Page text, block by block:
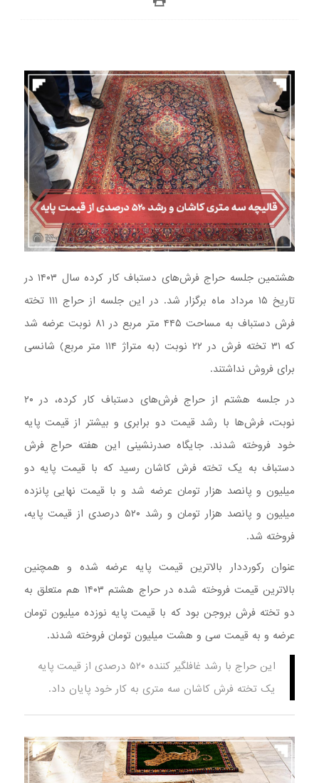
هشتمین جلسه حراج فرش‌های دستباف کار کرده سال ۱۴۰۳ در
تاریخ ۱۵ مرداد ماه برگزار شد. در این جلسه از حراج ۱۱۱ تخته
فرش دستباف به مساحت ۴۴۵ متر مربع در ۸۱ نوبت عرضه شد
که ۳۱ تخته فرش در ۲۲ نوبت (به متراژ ۱۱۴ متر مربع) شانسی
برای فروش نداشتند.
در جلسه هشتم از حراج فرش‌های دستباف کار کرده، در ۲۰
نوبت، فرش‌ها با رشد قیمت دو برابری و بیشتر از قیمت پایه
خود فروخته شدند. جایگاه صدرنشینی این هفته حراج فرش
دستباف به یک تخته فرش کاشان رسید که با قیمت پایه دو
میلیون و پانصد هزار تومان عرضه شد و با قیمت نهایی پانزده
میلیون و پانصد هزار تومان و رشد ۵۲۰ درصدی از قیمت پایه،
فروخته شد.
عنوان رکورددار بالاترین قیمت پایه عرضه شده و همچنین
بالاترین قیمت فروخته شده در حراج هشتم ۱۴۰۳ هم متعلق به
دو تخته فرش بروجن بود که با قیمت پایه نوزده میلیون تومان
عرضه و به قیمت سی و هشت میلیون تومان فروخته شدند.
این حراج با رشد غافلگیر کننده ۵۲۰ درصدی از قیمت پایه
یک تخته فرش کاشان سه متری به کار خود پایان داد.